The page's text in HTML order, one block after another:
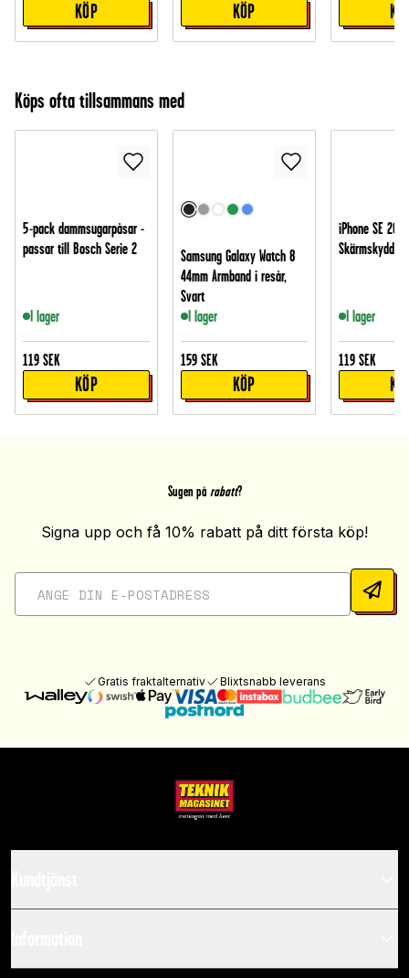
KÖP KÖP
Köps ofta tillsammans med
5-pack dammsugarpåsar -
passar till Bosch Serie 2
I lager
119 SEK
KÖP
Samsung Galaxy Watch 8
44mm Armband i resår,
Svart
I lager
159 SEK
KÖP
iPhone SE 2022
Skärmskydd i
I lager
119 SEK
Sugen på rabatt?
Signa upp och få 10% rabatt på ditt första köp!
Gratis fraktalternativ Blixtsnabb leverans